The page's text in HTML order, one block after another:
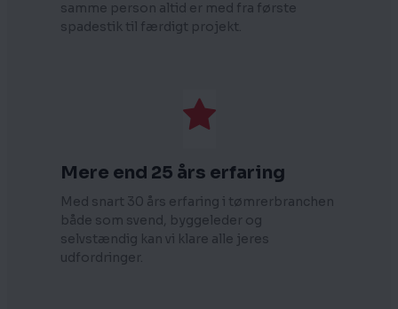
samme person altid er med fra første
spadestik til færdigt projekt.
Mere end 25 års erfaring
Med snart 30 års erfaring i tømrerbranchen
både som svend, byggeleder og
selvstændig kan vi klare alle jeres
udfordringer.